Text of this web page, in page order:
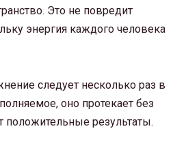
Это не повредит
энергия каждого человека
следует несколько раз в
оно протекает без
положительные результаты.